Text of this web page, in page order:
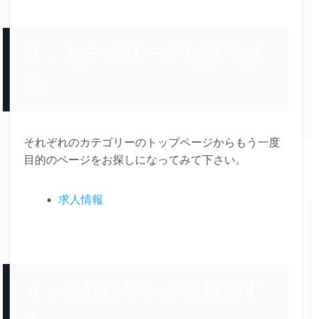
それぞれのカテゴリーのトップページからもう一度
目的のページをお探しになってみて下さい。
求人情報